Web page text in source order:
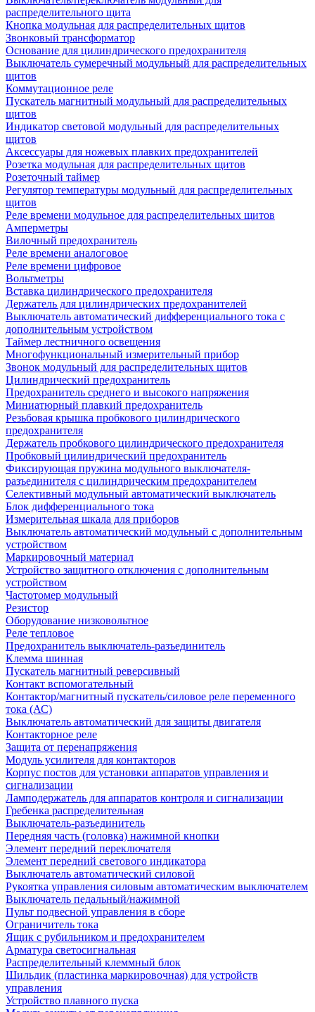
распределительного щита
Кнопка модульная для распределительных щитов
Звонковый трансформатор
Основание для цилиндрического предохранителя
Выключатель сумеречный модульный для распределительных
щитов
Коммутационное реле
Пускатель магнитный модульный для распределительных
щитов
Индикатор световой модульный для распределительных
щитов
Аксессуары для ножевых плавких предохранителей
Розетка модульная для распределительных щитов
Розеточный таймер
Регулятор температуры модульный для распределительных
щитов
Реле времени модульное для распределительных щитов
Амперметры
Вилочный предохранитель
Реле времени аналоговое
Реле времени цифровое
Вольтметры
Вставка цилиндрического предохранителя
Держатель для цилиндрических предохранителей
Выключатель автоматический дифференциального тока с
дополнительным устройством
Таймер лестничного освещения
Многофункциональный измерительный прибор
Звонок модульный для распределительных щитов
Цилиндрический предохранитель
Предохранитель среднего и высокого напряжения
Миниатюрный плавкий предохранитель
Резьбовая крышка пробкового цилиндрического
предохранителя
Держатель пробкового цилиндрического предохранителя
Пробковый цилиндрический предохранитель
Фиксирующая пружина модульного выключателя-
разъединителя с цилиндрическим предохранителем
Селективный модульный автоматический выключатель
Блок дифференциального тока
Измерительная шкала для приборов
Выключатель автоматический модульный с дополнительным
устройством
Маркировочный материал
Устройство защитного отключения с дополнительным
устройством
Частотомер модульный
Резистор
Оборудование низковольтное
Реле тепловое
Предохранитель выключатель-разъединитель
Клемма шинная
Пускатель магнитный реверсивный
Контакт вспомогательный
Контактор/магнитный пускатель/силовое реле переменного
тока (АС)
Выключатель автоматический для защиты двигателя
Контакторное реле
Защита от перенапряжения
Модуль усилителя для контакторов
Корпус постов для установки аппаратов управления и
сигнализации
Ламподержатель для аппаратов контроля и сигнализации
Гребенка распределительная
Выключатель-разъединитель
Передняя часть (головка) нажимной кнопки
Элемент передний переключателя
Элемент передний светового индикатора
Выключатель автоматический силовой
Рукоятка управления силовым автоматическим выключателем
Выключатель педальный/нажимной
Пульт подвесной управления в сборе
Ограничитель тока
Ящик с рубильником и предохранителем
Арматура светосигнальная
Распределительный клеммный блок
Шильдик (пластинка маркировочная) для устройств
управления
Устройство плавного пуска